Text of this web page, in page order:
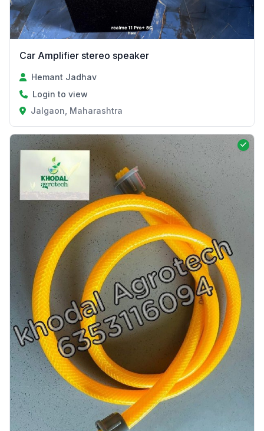
Car Amplifier stereo speaker
Hemant Jadhav
Login to view
Jalgaon, Maharashtra